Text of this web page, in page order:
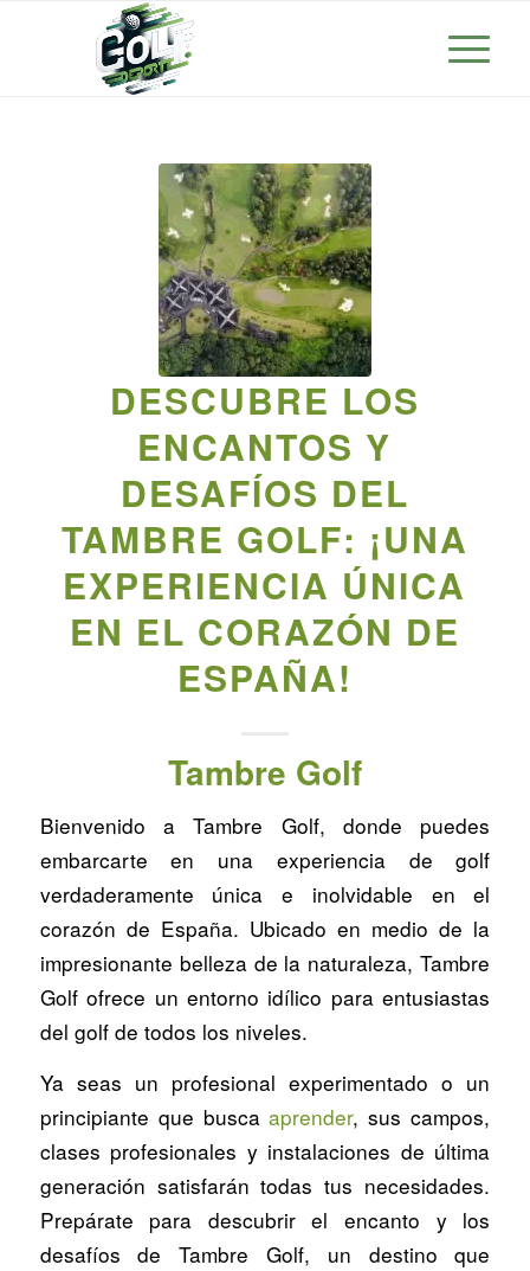
DESCUBRE LOS
ENCANTOS Y
DESAFÍOS DEL
TAMBRE GOLF: ¡UNA
EXPERIENCIA ÚNICA
EN EL CORAZÓN DE
ESPAÑA!
Tambre Golf
Bienvenido a Tambre Golf, donde puedes
embarcarte en una experiencia de golf
verdaderamente única e inolvidable en el
corazón de España. Ubicado en medio de la
impresionante belleza de la naturaleza, Tambre
Golf ofrece un entorno idílico para entusiastas
del golf de todos los niveles.
Ya seas un profesional experimentado o un
principiante que buscaaprender, sus campos,
clases profesionales y instalaciones de última
generación satisfarán todas tus necesidades.
Prepárate para descubrir el encanto y los
desafíos de Tambre Golf, un destino que